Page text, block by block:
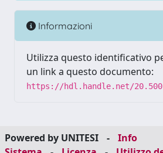
Informazioni
Utilizza questo identificativo
un link a questo documento:
https://hdl.handle.net/
Powered by UNITESI -
Info